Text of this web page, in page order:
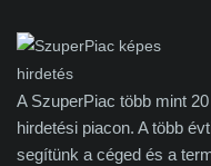
A SzuperPiac több mint
hirdetési piacon. A több
segítünk a céged és a